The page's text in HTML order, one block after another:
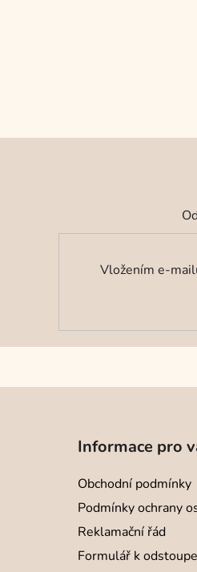
Vložením e-
Informace pro
Obchodní podmínky
Podmínky ochrany
Reklamační řád
Formulář k